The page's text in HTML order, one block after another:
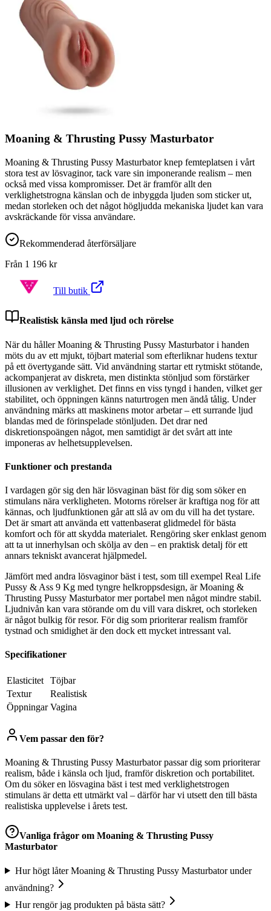
Moaning & Thrusting Pussy Masturbator
Moaning & Thrusting Pussy Masturbator knep femteplatsen i vårt
stora test av lösvaginor, tack vare sin imponerande realism – men
också med vissa kompromisser. Det är framför allt den
verklighetstrogna känslan och de inbyggda ljuden som sticker ut,
medan storleken och det något högljudda mekaniska ljudet kan vara
avskräckande för vissa användare.
Rekommenderad återförsäljare
Från 1 196 kr
Till butik
Realistisk känsla med ljud och rörelse
När du håller Moaning & Thrusting Pussy Masturbator i handen
möts du av ett mjukt, töjbart material som efterliknar hudens textur
på ett övertygande sätt. Vid användning startar ett rytmiskt stötande,
ackompanjerat av diskreta, men distinkta stönljud som förstärker
illusionen av verklighet. Det finns en viss tyngd i handen, vilket ger
stabilitet, och öppningen känns naturtrogen men ändå tålig. Under
användning märks att maskinens motor arbetar – ett surrande ljud
blandas med de förinspelade stönljuden. Det drar ned
diskretionspoängen något, men samtidigt är det svårt att inte
imponeras av helhetsupplevelsen.
Funktioner och prestanda
I vardagen gör sig den här lösvaginan bäst för dig som söker en
stimulans nära verkligheten. Motorns rörelser är kraftiga nog för att
kännas, och ljudfunktionen går att slå av om du vill ha det tystare.
Det är smart att använda ett vattenbaserat glidmedel för bästa
komfort och för att skydda materialet. Rengöring sker enklast genom
att ta ut innerhylsan och skölja av den – en praktisk detalj för ett
annars tekniskt avancerat hjälpmedel.
Jämfört med andra lösvaginor bäst i test, som till exempel Real Life
Pussy & Ass 9 Kg med tyngre helkroppsdesign, är Moaning &
Thrusting Pussy Masturbator mer portabel men något mindre stabil.
Ljudnivån kan vara störande om du vill vara diskret, och storleken
är något bulkig för resor. För dig som prioriterar realism framför
tystnad och smidighet är den dock ett mycket intressant val.
Specifikationer
Elasticitet
Töjbar
Textur
Realistisk
Öppningar Vagina
Vem passar den för?
Moaning & Thrusting Pussy Masturbator passar dig som prioriterar
realism, både i känsla och ljud, framför diskretion och portabilitet.
Om du söker en lösvagina bäst i test med verklighetstrogen
stimulans är detta ett utmärkt val – därför har vi utsett den till bästa
realistiska upplevelse i årets test.
Vanliga frågor om Moaning & Thrusting Pussy
Masturbator
Hur högt låter Moaning & Thrusting Pussy Masturbator under
användning?
Hur rengör jag produkten på bästa sätt?